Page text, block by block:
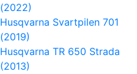
(2022)
Husqvarna Svartpilen 701
(2019)
Husqvarna TR 650 Strada
(2013)